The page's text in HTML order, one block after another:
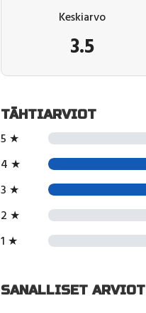
Keskiarvo
3.5
TÄHTIARVIOT
5 ★
4 ★
3 ★
2 ★
1 ★
SANALLISET ARVIOT